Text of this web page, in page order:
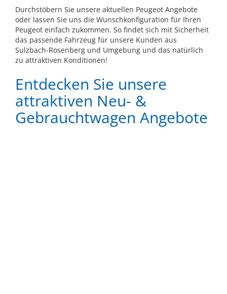
Durchstöbern Sie unsere aktuellen Peugeot Angebote
oder lassen Sie uns die Wunschkonfiguration für Ihren
Peugeot einfach zukommen. So findet sich mit Sicherheit
das passende Fahrzeug für unsere Kunden aus
Sulzbach-Rosenberg und Umgebung und das natürlich
zu attraktiven Konditionen!
Entdecken Sie unsere
attraktiven Neu- &
Gebrauchtwagen Angebote